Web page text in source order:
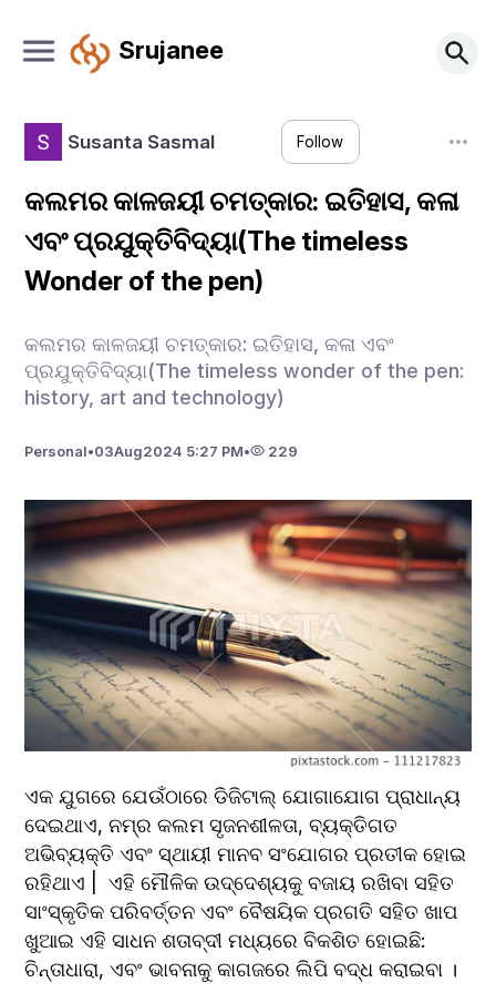
Srujanee
Susanta Sasmal Follow
କଲମର କାଳଜୟୀ ଚମତ୍କାର: ଇତିହାସ, କଳା
ଏବଂ ପ୍ରଯୁକ୍ତିବିଦ୍ୟା(The timeless
Wonder of the pen)
କଲମର କାଳଜୟୀ ଚମତ୍କାର: ଇତିହାସ, କଳା ଏବଂ
ପ୍ରଯୁକ୍ତିବିଦ୍ୟା(The timeless wonder of the pen:
history, art and technology)
Personal•03Aug2024 5:27 PM• 229
ଏକ ଯୁଗରେ ଯେଉଁଠାରେ ଡିଜିଟାଲ୍ ଯୋଗାଯୋଗ ପ୍ରାଧାନ୍ୟ
ଦେଇଥାଏ, ନମ୍ର କଲମ ସୃଜନଶୀଳତା, ବ୍ୟକ୍ତିଗତ
ଅଭିବ୍ୟକ୍ତି ଏବଂ ସ୍ଥାୟୀ ମାନବ ସଂଯୋଗର ପ୍ରତୀକ ହୋଇ
ରହିଥାଏ |  ଏହି ମୌଳିକ ଉଦ୍ଦେଶ୍ୟକୁ ବଜାୟ ରଖିବା ସହିତ
ସାଂସ୍କୃତିକ ପରିବର୍ତ୍ତନ ଏବଂ ବୈଷୟିକ ପ୍ରଗତି ସହିତ ଖାପ
ଖୁଆଇ ଏହି ସାଧନ ଶତାବ୍ଦୀ ମଧ୍ୟରେ ବିକଶିତ ହୋଇଛି:
ଚିନ୍ତାଧାରା, ଏବଂ ଭାବନାକୁ କାଗଜରେ ଲିପି ବଦ୍ଧ କରାଇବା ।